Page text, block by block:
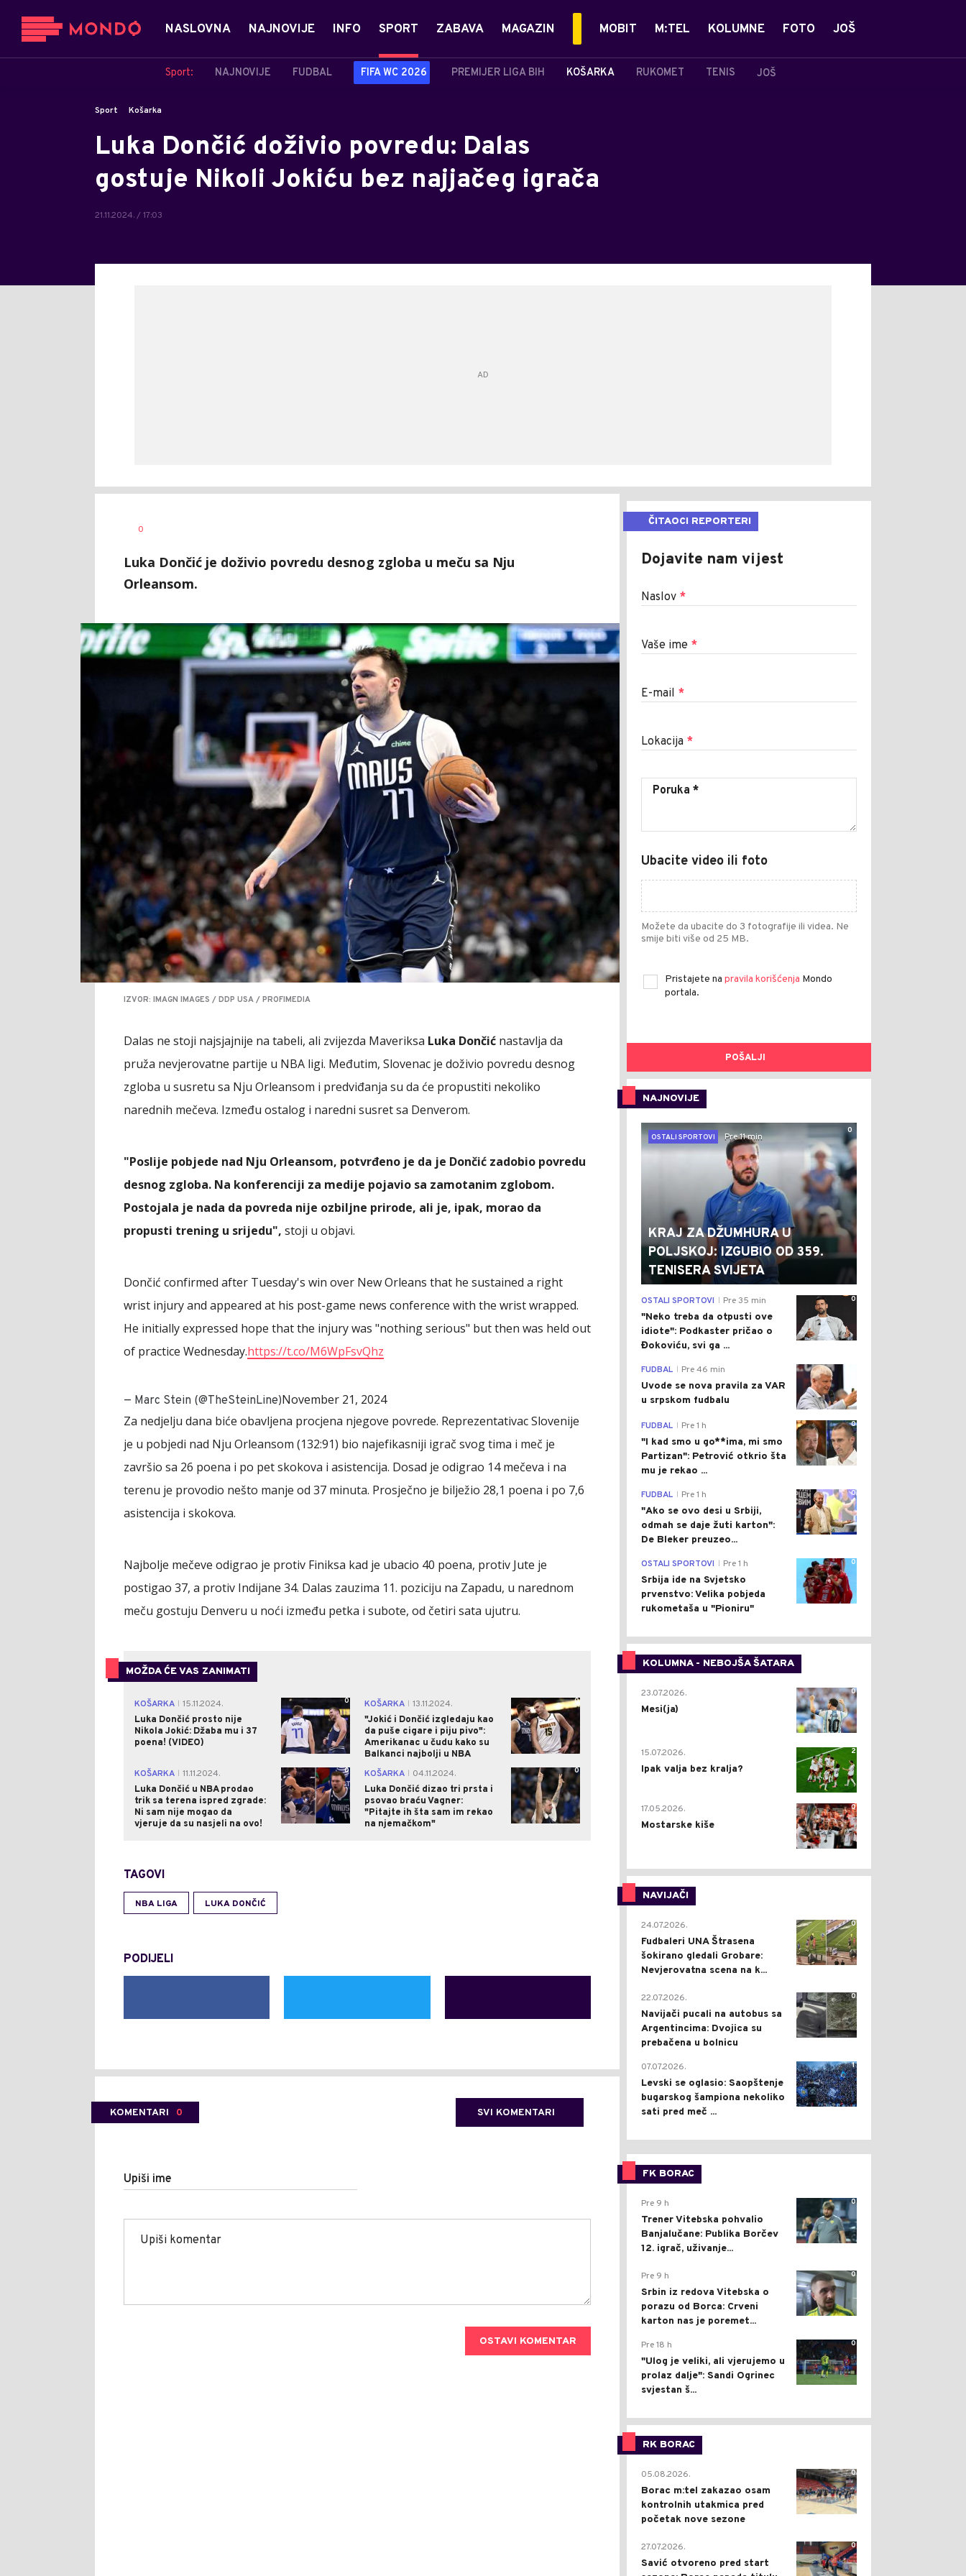
NASLOVNA NAJNOVIJE INFO SPORT
Sport: NAJNOVIJE FUDBAL FIFA WC 2026 PREMIJER LIGA BIH KOŠARKA RUKOMET TENIS JOŠ
ZABAVA MAGAZIN MOBIT M:TEL KOLUMNE FOTO JOŠ
Sport Košarka
Luka Dončić doživio povredu: Dalas
gostuje Nikoli Jokiću bez najjačeg igrača
21.11.2024. / 17:03
AUTOR
0
Luka Dončić je doživio povredu desnog zgloba u meču sa Nju
Orleansom.
IZVOR: IMAGN IMAGES / DDP USA / PROFIMEDIA
Dalas ne stoji najsjajnije na tabeli, ali zvijezda Maveriksa Luka Dončić nastavlja da
pruža nevjerovatne partije u NBA ligi. Međutim, Slovenac je doživio povredu desnog
zgloba u susretu sa Nju Orleansom i predviđanja su da će propustiti nekoliko
narednih mečeva. Između ostalog i naredni susret sa Denverom.
"Poslije pobjede nad Nju Orleansom, potvrđeno je da je Dončić zadobio povredu
desnog zgloba. Na konferenciji za medije pojavio sa zamotanim zglobom.
Postojala je nada da povreda nije ozbiljne prirode, ali je, ipak, morao da
propusti trening u srijedu", stoji u objavi.
Dončić confirmed after Tuesday's win over New Orleans that he sustained a right
wrist injury and appeared at his post-game news conference with the wrist wrapped.
He initially expressed hope that the injury was "nothing serious" but then was held out
of practice Wednesday.https://t.co/M6WpFsvQhz
— Marc Stein (@TheSteinLine)November 21, 2024
Za nedjelju dana biće obavljena procjena njegove povrede. Reprezentativac Slovenije
je u pobjedi nad Nju Orleansom (132:91) bio najefikasniji igrač svog tima i meč je
završio sa 26 poena i po pet skokova i asistencija. Dosad je odigrao 14 mečeva i na
terenu je provodio nešto manje od 37 minuta. Prosječno je bilježio 28,1 poena i po 7,6
asistencija i skokova.
Najbolje mečeve odigrao je protiv Finiksa kad je ubacio 40 poena, protiv Jute je
postigao 37, a protiv Indijane 34. Dalas zauzima 11. poziciju na Zapadu, u narednom
meču gostuju Denveru u noći između petka i subote, od četiri sata ujutru.
MOŽDA ĆE VAS ZANIMATI
KOŠARKA
15.11.2024.
Luka Dončić prosto nije
Nikola Jokić: Džaba mu i 37
poena! (VIDEO)
0 KOŠARKA
13.11.2024.
"Jokić i Dončić izgledaju kao
da puše cigare i piju pivo":
Amerikanac u čudu kako su
Balkanci najbolji u NBA
0
KOŠARKA
11.11.2024.
Luka Dončić u NBA prodao
trik sa terena ispred zgrade:
Ni sam nije mogao da
vjeruje da su nasjeli na ovo!
0 KOŠARKA
04.11.2024.
Luka Dončić dizao tri prsta i
psovao braću Vagner:
"Pitajte ih šta sam im rekao
na njemačkom"
0
TAGOVI
NBA LIGA LUKA DONČIĆ
PODIJELI
KOMENTARI 0 SVI KOMENTARI
Upiši ime
OSTAVI KOMENTAR
ČITAOCI REPORTERI
Dojavite nam vijest
Naslov *
Vaše ime *
E-mail *
Lokacija *
Ubacite video ili foto
Možete da ubacite do 3 fotografije ili videa. Ne
smije biti više od 25 MB.
Pristajete na pravila korišćenja Mondo
portala.
POŠALJI
NAJNOVIJE
0
OSTALI SPORTOVI
Pre 11 min
KRAJ ZA DŽUMHURA U
POLJSKOJ: IZGUBIO OD 359.
TENISERA SVIJETA
0
OSTALI SPORTOVI Pre 35 min
"Neko treba da otpusti ove
idiote": Podkaster pričao o
Đokoviću, svi ga ...
FUDBAL Pre 46 min
Uvode se nova pravila za VAR
u srpskom fudbalu
0
FUDBAL Pre 1 h
"I kad smo u go**ima, mi smo
Partizan": Petrović otkrio šta
mu je rekao ...
0
FUDBAL Pre 1 h
"Ako se ovo desi u Srbiji,
odmah se daje žuti karton":
De Bleker preuzeo...
0
OSTALI SPORTOVI Pre 1 h
Srbija ide na Svjetsko
prvenstvo: Velika pobjeda
rukometaša u "Pioniru"
KOLUMNA - NEBOJŠA ŠATARA
0
23.07.2026.
Mesi(ja)
2
15.07.2026.
Ipak valja bez kralja?
0
17.05.2026.
Mostarske kiše
NAVIJAČI
0
24.07.2026.
Fudbaleri UNA Štrasena
šokirano gledali Grobare:
Nevjerovatna scena na k...
0
22.07.2026.
Navijači pucali na autobus sa
Argentincima: Dvojica su
prebačena u bolnicu
1
07.07.2026.
Levski se oglasio: Saopštenje
bugarskog šampiona nekoliko
sati pred meč ...
FK BORAC
0
Pre 9 h
Trener Vitebska pohvalio
Banjalučane: Publika Borčev
12. igrač, uživanje...
0
Pre 9 h
Srbin iz redova Vitebska o
porazu od Borca: Crveni
karton nas je poremet...
0
Pre 18 h
"Ulog je veliki, ali vjerujemo u
prolaz dalje": Sandi Ogrinec
svjestan š...
RK BORAC
0
05.08.2026.
Borac m:tel zakazao osam
kontrolnih utakmica pred
početak nove sezone
0
27.07.2026.
Savić otvoreno pred start